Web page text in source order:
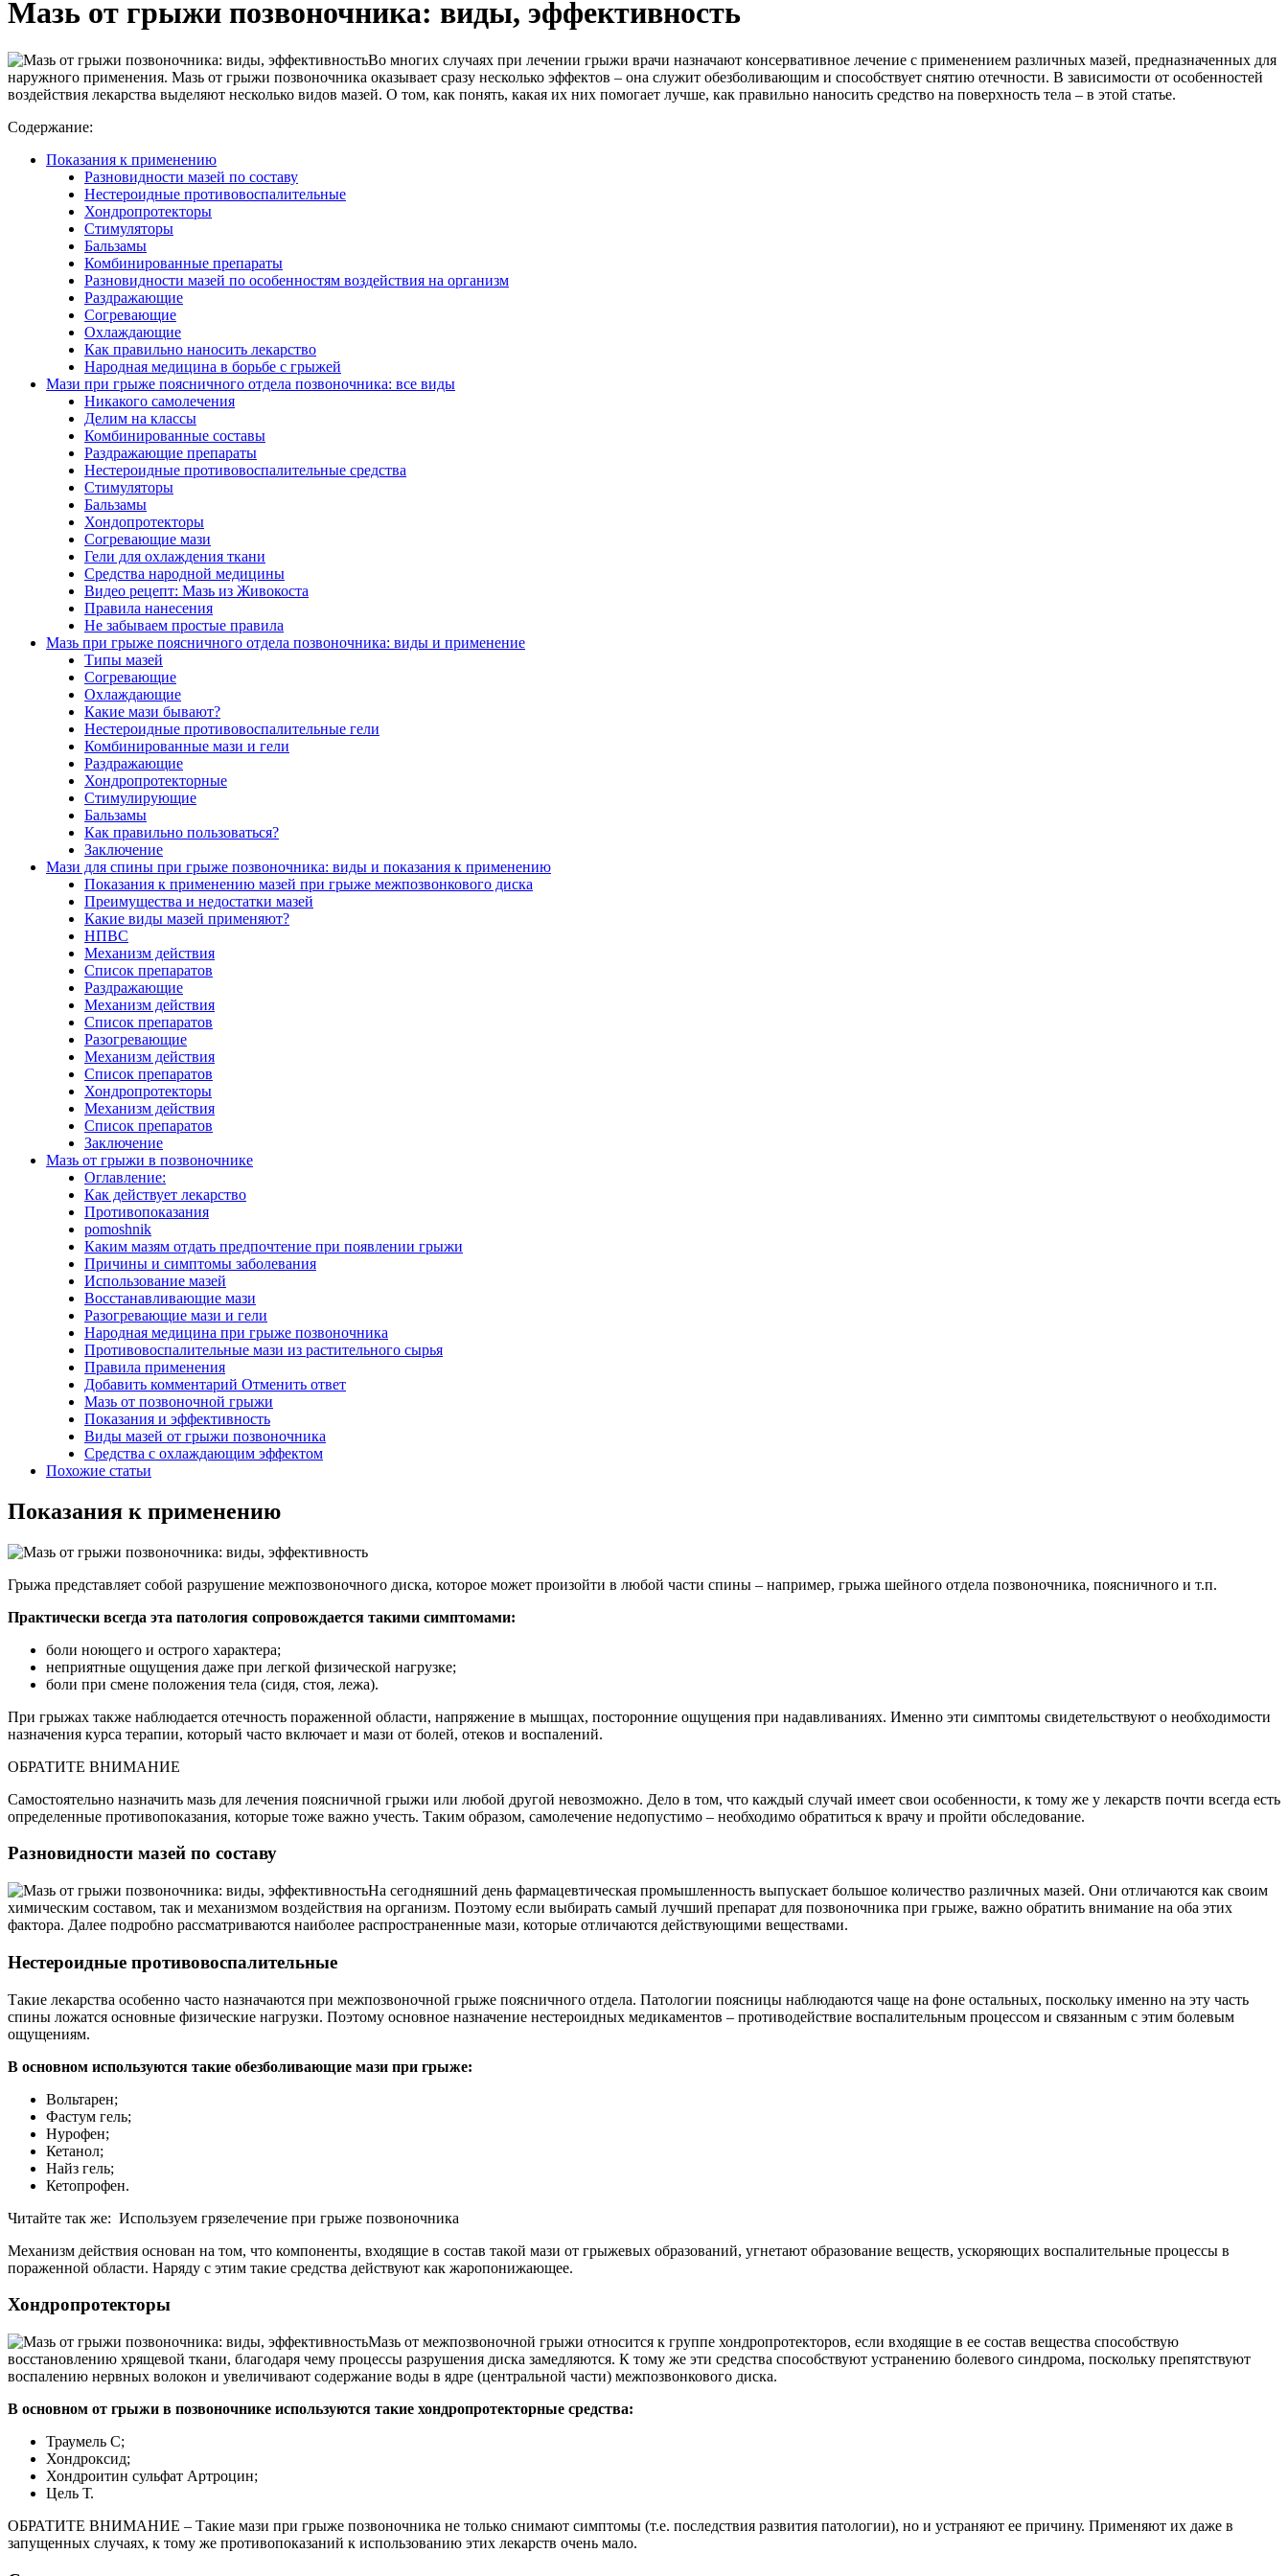
Мазь от грыжи позвоночника: виды, эффективность
Во многих случаях при лечении грыжи врачи назначают консервативное лечение с применением различных мазей, предназначенных для
наружного применения. Мазь от грыжи позвоночника оказывает сразу несколько эффектов – она служит обезболивающим и способствует снятию отечности. В зависимости от особенностей
воздействия лекарства выделяют несколько видов мазей. О том, как понять, какая их них помогает лучше, как правильно наносить средство на поверхность тела – в этой статье.
Содержание:
Показания к применению
Разновидности мазей по составу
Нестероидные противовоспалительные
Хондропротекторы
Стимуляторы
Бальзамы
Комбинированные препараты
Разновидности мазей по особенностям воздействия на организм
Раздражающие
Согревающие
Охлаждающие
Как правильно наносить лекарство
Народная медицина в борьбе с грыжей
Мази при грыже поясничного отдела позвоночника: все виды
Никакого самолечения
Делим на классы
Комбинированные составы
Раздражающие препараты
Нестероидные противовоспалительные средства
Стимуляторы
Бальзамы
Хондопротекторы
Согревающие мази
Гели для охлаждения ткани
Средства народной медицины
Видео рецепт: Мазь из Живокоста
Правила нанесения
Не забываем простые правила
Мазь при грыже поясничного отдела позвоночника: виды и применение
Типы мазей
Согревающие
Охлаждающие
Какие мази бывают?
Нестероидные противовоспалительные гели
Комбинированные мази и гели
Раздражающие
Хондропротекторные
Стимулирующие
Бальзамы
Как правильно пользоваться?
Заключение
Мази для спины при грыже позвоночника: виды и показания к применению
Показания к применению мазей при грыже межпозвонкового диска
Преимущества и недостатки мазей
Какие виды мазей применяют?
НПВС
Механизм действия
Список препаратов
Раздражающие
Механизм действия
Список препаратов
Разогревающие
Механизм действия
Список препаратов
Хондропротекторы
Механизм действия
Список препаратов
Заключение
Мазь от грыжи в позвоночнике
Оглавление:
Как действует лекарство
Противопоказания
pomoshnik
Каким мазям отдать предпочтение при появлении грыжи
Причины и симптомы заболевания
Использование мазей
Восстанавливающие мази
Разогревающие мази и гели
Народная медицина при грыже позвоночника
Противовоспалительные мази из растительного сырья
Правила применения
Добавить комментарий Отменить ответ
Мазь от позвоночной грыжи
Показания и эффективность
Виды мазей от грыжи позвоночника
Средства с охлаждающим эффектом
Похожие статьи
Показания к применению
Грыжа представляет собой разрушение межпозвоночного диска, которое может произойти в любой части спины – например, грыжа шейного отдела позвоночника, поясничного и т.п.
Практически всегда эта патология сопровождается такими симптомами:
боли ноющего и острого характера;
неприятные ощущения даже при легкой физической нагрузке;
боли при смене положения тела (сидя, стоя, лежа).
При грыжах также наблюдается отечность пораженной области, напряжение в мышцах, посторонние ощущения при надавливаниях. Именно эти симптомы свидетельствуют о необходимости
назначения курса терапии, который часто включает и мази от болей, отеков и воспалений.
ОБРАТИТЕ ВНИМАНИЕ
Самостоятельно назначить мазь для лечения поясничной грыжи или любой другой невозможно. Дело в том, что каждый случай имеет свои особенности, к тому же у лекарств почти всегда есть
определенные противопоказания, которые тоже важно учесть. Таким образом, самолечение недопустимо – необходимо обратиться к врачу и пройти обследование.
Разновидности мазей по составу
На сегодняшний день фармацевтическая промышленность выпускает большое количество различных мазей. Они отличаются как своим
химическим составом, так и механизмом воздействия на организм. Поэтому если выбирать самый лучший препарат для позвоночника при грыже, важно обратить внимание на оба этих
фактора. Далее подробно рассматриваются наиболее распространенные мази, которые отличаются действующими веществами.
Нестероидные противовоспалительные
Такие лекарства особенно часто назначаются при межпозвоночной грыже поясничного отдела. Патологии поясницы наблюдаются чаще на фоне остальных, поскольку именно на эту часть
спины ложатся основные физические нагрузки. Поэтому основное назначение нестероидных медикаментов – противодействие воспалительным процессом и связанным с этим болевым
ощущениям.
В основном используются такие обезболивающие мази при грыже:
Вольтарен;
Фастум гель;
Нурофен;
Кетанол;
Найз гель;
Кетопрофен.
Читайте так же: Используем грязелечение при грыже позвоночника
Механизм действия основан на том, что компоненты, входящие в состав такой мази от грыжевых образований, угнетают образование веществ, ускоряющих воспалительные процессы в
пораженной области. Наряду с этим такие средства действуют как жаропонижающее.
Хондропротекторы
Мазь от межпозвоночной грыжи относится к группе хондропротекторов, если входящие в ее состав вещества способствую
восстановлению хрящевой ткани, благодаря чему процессы разрушения диска замедляются. К тому же эти средства способствуют устранению болевого синдрома, поскольку препятствуют
воспалению нервных волокон и увеличивают содержание воды в ядре (центральной части) межпозвонкового диска.
В основном от грыжи в позвоночнике используются такие хондропротекторные средства:
Траумель С;
Хондроксид;
Хондроитин сульфат Артроцин;
Цель Т.
ОБРАТИТЕ ВНИМАНИЕ – Такие мази при грыже позвоночника не только снимают симптомы (т.е. последствия развития патологии), но и устраняют ее причину. Применяют их даже в
запущенных случаях, к тому же противопоказаний к использованию этих лекарств очень мало.